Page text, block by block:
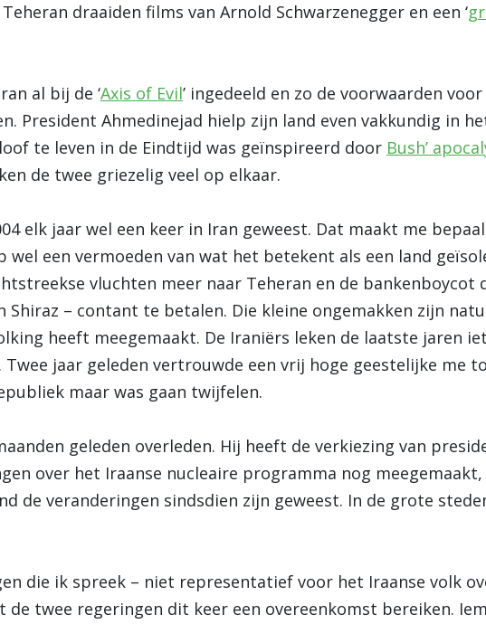
draaiden films van Arnold Schwarzenegger en een ‘
al bij de ‘Axis of Evil’ ingedeeld en zo de voorwaarden
President Ahmedinejad hielp zijn land even vakkundig in
te leven in de Eindtijd was geïnspireerd door Bush’
de twee griezelig veel op elkaar.
elk jaar wel een keer in Iran geweest. Dat maakt me
wel een vermoeden van wat het betekent als een land
vluchten meer naar Teheran en de bankenboycot
Shiraz – contant te betalen. Die kleine ongemakken zijn
heeft meegemaakt. De Iraniërs leken de laatste jaren
jaar geleden vertrouwde een vrij hoge geestelijke me
maar was gaan twijfelen.
geleden overleden. Hij heeft de verkiezing van
over het Iraanse nucleaire programma nog
de veranderingen sindsdien zijn geweest. In de grote
die ik spreek – niet representatief voor het Iraanse volk
de twee regeringen dit keer een overeenkomst bereiken.